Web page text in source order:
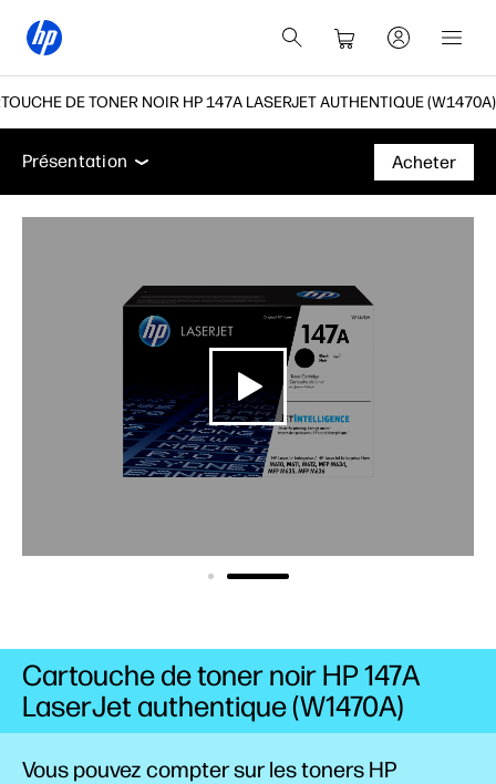
DE TONER NOIR HP 147A LASERJET AUTHENTIQUE (W1470A)
Présentation Caractéristiques
Assistance
Présentation
Présentation
Acheter
Vous pouvez compter sur les toners HP
Cartouche de toner noir HP 147A
LaserJet authentique (W1470A)